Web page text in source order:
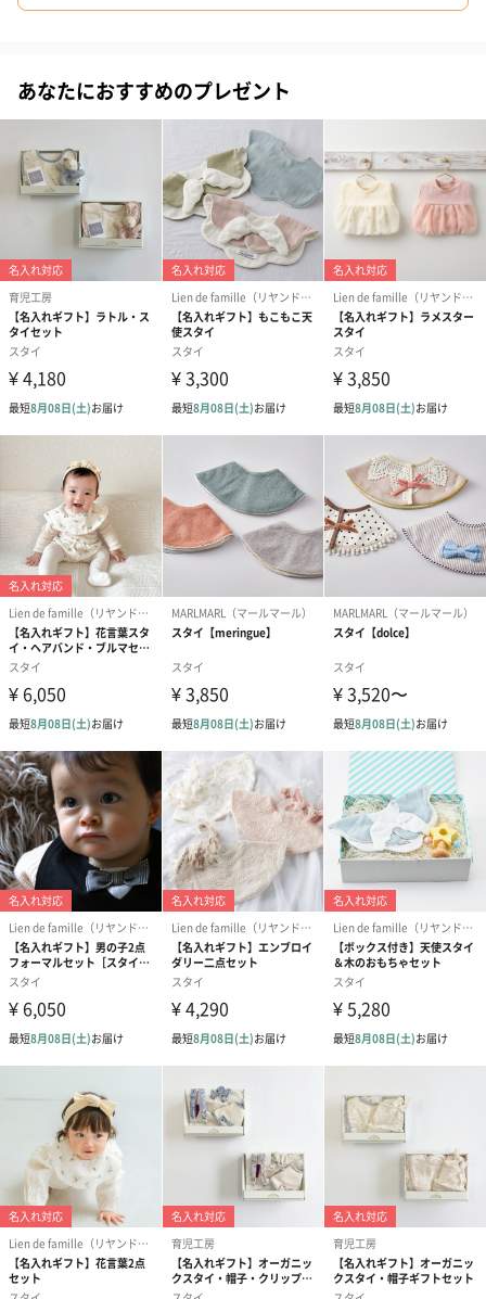
Beige
Pink
ギフトにぴったり
パッケージにお入れしてお届けするので、そのままギフトとして
相手の方にお渡しいただけます。また、エプロンをご使用後、汚
れた後もパッケージにしまうことができるので、持ち運びにも便
利です。
Leapepe（レアぺぺ）
「Lea」＝喜び・幸せ 「pepe」＝赤ちゃん
この２つの言葉を合わせたブランド名には、すべての赤ちゃんが
幸せに育ちますように、という想いが込められています。
大切な赤ちゃんへの「おめでとう」の想いを一緒にお伝えした
い、そんな気持ちを商品に込めました。
商品詳細情報
素材／繊維
ポリエステル100％
[フリーサイズ]
身長：70-90cm
体重：9-14kg
■外装サイズ
幅29cmX縦20cmX高さ1cm
対象年齢
6ヶ月-3歳
お手入れ方法
エプロンには撥水生地を使用していますが、食べこぼ
し等がしみの原因になる恐れがありますので、使用後
は速やかに手洗いをしてください。
商品オプション情報
お渡し用の紙袋です。
商品に合わせたサイズをお届けします。
あなたにおすすめのプレゼント